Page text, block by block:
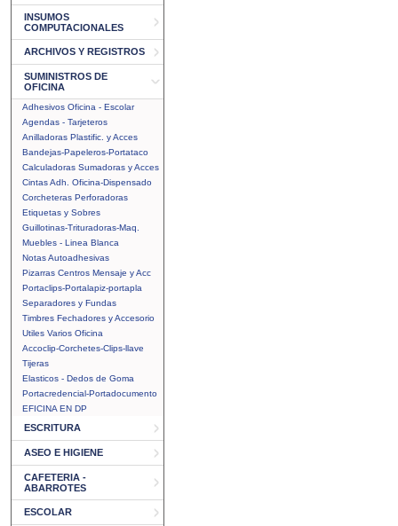
INSUMOS
COMPUTACIONALES
ARCHIVOS Y REGISTROS
SUMINISTROS DE
OFICINA
Adhesivos Oficina - Escolar
Agendas - Tarjeteros
Anilladoras Plastific. y Acces
Bandejas-Papeleros-Portataco
Calculadoras Sumadoras y Acces
Cintas Adh. Oficina-Dispensado
Corcheteras Perforadoras
Etiquetas y Sobres
Guillotinas-Trituradoras-Maq.
Muebles - Linea Blanca
Notas Autoadhesivas
Pizarras Centros Mensaje y Acc
Portaclips-Portalapiz-portapla
Separadores y Fundas
Timbres Fechadores y Accesorio
Utiles Varios Oficina
Accoclip-Corchetes-Clips-llave
Tijeras
Elasticos - Dedos de Goma
Portacredencial-Portadocumento
EFICINA EN DP
ESCRITURA
ASEO E HIGIENE
CAFETERIA -
ABARROTES
ESCOLAR